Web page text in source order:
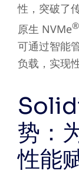
性，突破了
原生 NVMe®
可通过智能
负载，实现
势：
性能